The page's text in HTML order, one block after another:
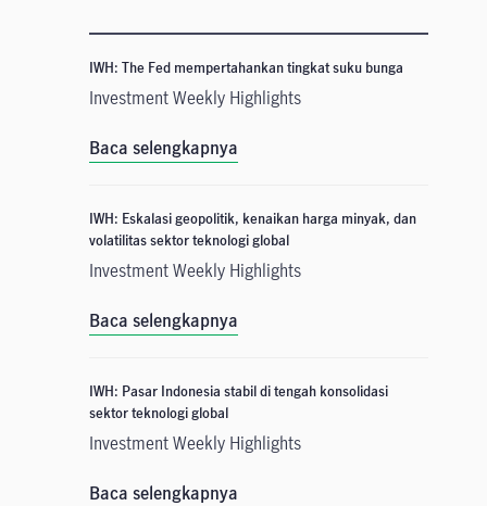
IWH: The Fed mempertahankan tingkat suku bunga
Investment Weekly Highlights
Baca selengkapnya
IWH: Eskalasi geopolitik, kenaikan harga minyak, dan
volatilitas sektor teknologi global
Investment Weekly Highlights
Baca selengkapnya
IWH: Pasar Indonesia stabil di tengah konsolidasi
sektor teknologi global
Investment Weekly Highlights
Baca selengkapnya